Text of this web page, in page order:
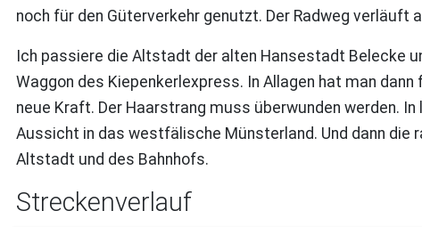
noch für den Güterverkehr genutzt. Der Radweg
Ich passiere die Altstadt der alten Hansestadt Belecke
Waggon des Kiepenkerlexpress. In Allagen hat man
neue Kraft. Der Haarstrang muss überwunden werden.
Aussicht in das westfälische Münsterland. Und dann
Altstadt und des Bahnhofs.
Streckenverlauf